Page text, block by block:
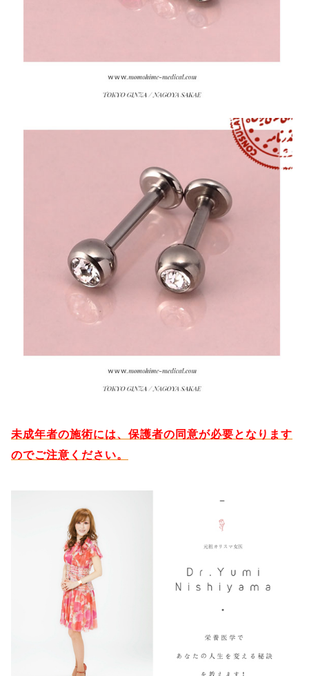
未成年者の施術には、保護者の同意が必要となります
のでご注意ください。